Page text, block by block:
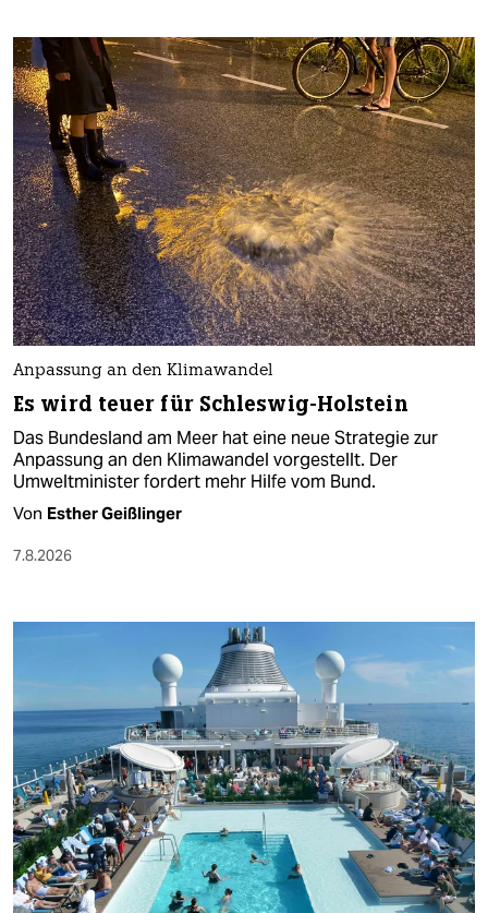
Anpassung an den Klimawandel
Es wird teuer für Schleswig-Holstein
Das Bundesland am Meer hat eine neue Strategie zur
Anpassung an den Klimawandel vorgestellt. Der
Umweltminister fordert mehr Hilfe vom Bund.
Von Esther Geißlinger
7.8.2026